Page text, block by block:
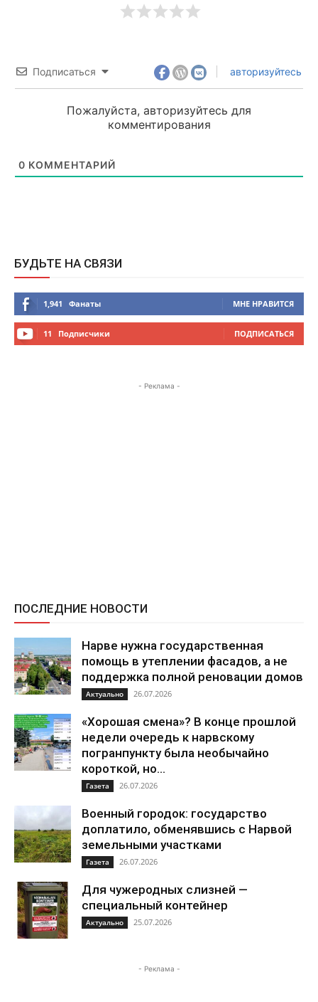
Подписаться авторизуйтесь
Пожалуйста, авторизуйтесь для
комментирования
0 КОММЕНТАРИЙ
БУДЬТЕ НА СВЯЗИ
1,941 Фанаты МНЕ НРАВИТСЯ
11 Подписчики ПОДПИСАТЬСЯ
- Реклама -
ПОСЛЕДНИЕ НОВОСТИ
Нарве нужна государственная
помощь в утеплении фасадов, а не
поддержка полной реновации домов
Актуально 26.07.2026
«Хорошая смена»? В конце прошлой
недели очередь к нарвскому
погранпункту была необычайно
короткой, но...
Газета 26.07.2026
Военный городок: государство
доплатило, обменявшись с Нарвой
земельными участками
Газета 26.07.2026
Для чужеродных слизней —
специальный контейнер
Актуально 25.07.2026
- Реклама -